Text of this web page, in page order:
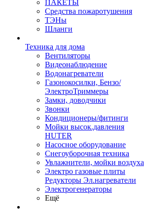
ПАКЕТЫ
Средства пожаротушения
ТЭНы
Шланги
Техника для дома
Вентиляторы
Видеонаблюдение
Водонагреватели
Газонокосилки, Бензо/
ЭлектроТриммеры
Замки, доводчики
Звонки
Кондиционеры/фитинги
Мойки высок.давления
HUTER
Насосное оборудование
Снегоуборочная техника
Увлажнители, мойки воздуха
Электро газовые плиты
Редукторы Эл.нагреватели
Электрогенераторы
Ещё